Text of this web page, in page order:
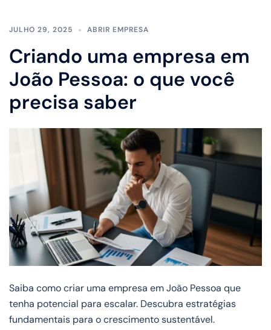
JULHO 29, 2025 ABRIR EMPRESA
Criando uma empresa em
João Pessoa: o que você
precisa saber
Saiba como criar uma empresa em João Pessoa que
tenha potencial para escalar. Descubra estratégias
fundamentais para o crescimento sustentável.